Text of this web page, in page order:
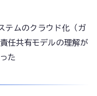
テムのクラウド化（ガ
任共有モデルの理解が
た